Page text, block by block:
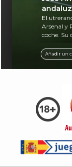
Añadir un
El
Arsenal y
coche. Su